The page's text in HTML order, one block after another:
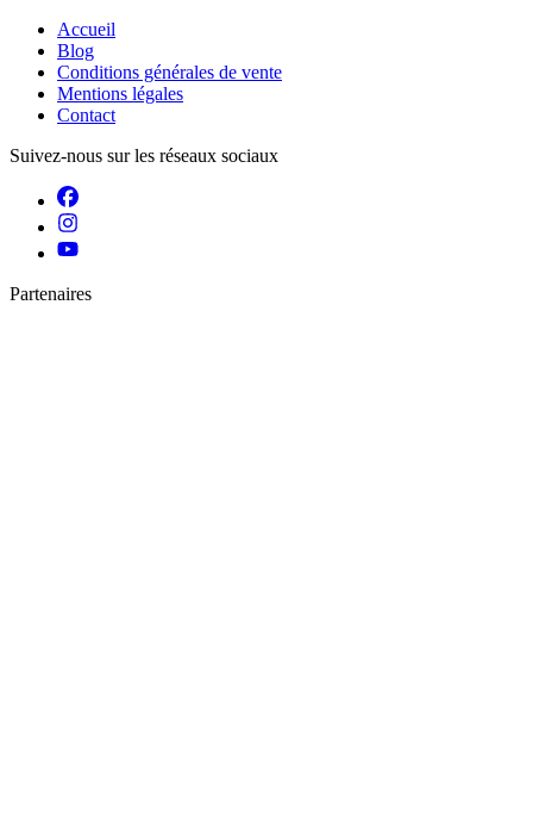
Accueil
Blog
Conditions générales de vente
Mentions légales
Contact
Suivez-nous sur les réseaux sociaux
Partenaires